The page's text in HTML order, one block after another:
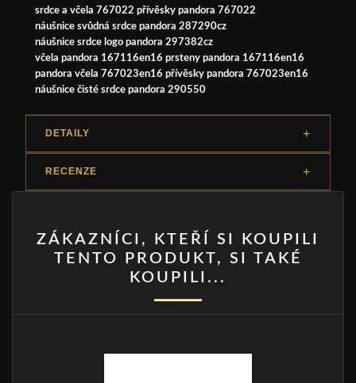
srdce a včela 767022 přívěsky pandora 767022
náušnice svůdná srdce pandora 287290cz
náušnice srdce logo pandora 297382cz
včela pandora 167116en16 prsteny pandora 167116en16
pandora včela 767023en16 přívěsky pandora 767023en16
náušnice čisté srdce pandora 290550
DETAILY
RECENZE
ZÁKAZNÍCI, KTEŘÍ SI KOUPILI
TENTO PRODUKT, SI TAKÉ
KOUPILI...